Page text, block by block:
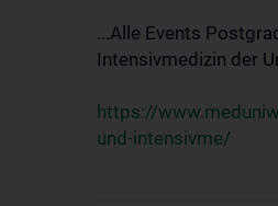
...Alle Events
Intensivmedizin der
https://
und-intensivme/